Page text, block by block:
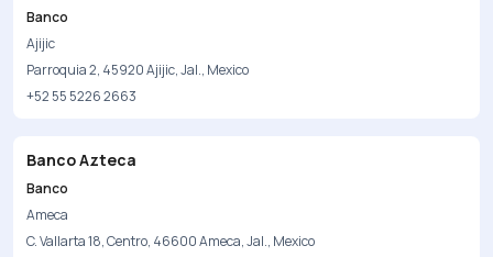
Banco
Ajijic
Parroquia 2, 45920 Ajijic, Jal., Mexico
+52 55 5226 2663
Banco Azteca
Banco
Ameca
C. Vallarta 18, Centro, 46600 Ameca, Jal., Mexico